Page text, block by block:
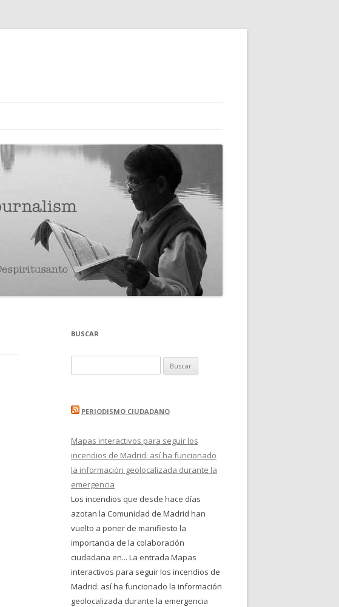
BUSCAR
PERIODISMO CIUDADANO
Mapas interactivos para seguir los
incendios de Madrid: así ha funcionado
la información geolocalizada durante la
emergencia
Los incendios que desde hace días
azotan la Comunidad de Madrid han
vuelto a poner de manifiesto la
importancia de la colaboración
ciudadana en... La entrada Mapas
interactivos para seguir los incendios de
Madrid: así ha funcionado la información
geolocalizada durante la emergencia